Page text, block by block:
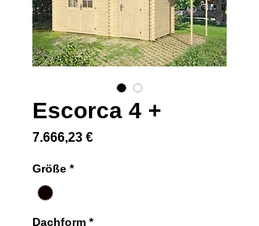
Escorca 4 +
7.666,23 €Preis
Größe *
Dachform *